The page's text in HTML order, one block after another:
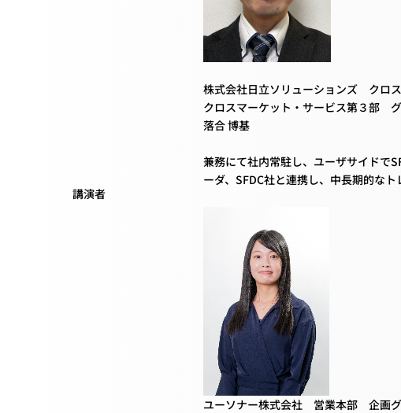
講演者
株式会社日立ソリューションズ クロ
クロスマーケット・サービス第３部
落合 博基
兼務にて社内常駐し、ユーザサイドで
ーダ、SFDC社と連携し、中長期的な
ユーソナー株式会社 営業本部 企画